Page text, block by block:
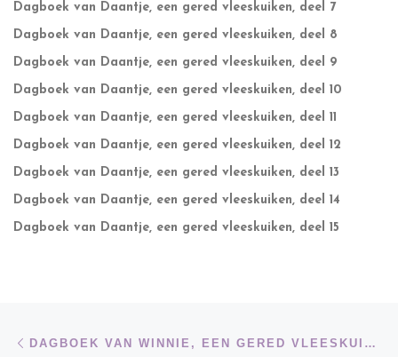
Dagboek van Daantje, een gered vleeskuiken, deel 7
Dagboek van Daantje, een gered vleeskuiken, deel 8
Dagboek van Daantje, een gered vleeskuiken, deel 9
Dagboek van Daantje, een gered vleeskuiken, deel 10
Dagboek van Daantje, een gered vleeskuiken, deel 11
Dagboek van Daantje, een gered vleeskuiken, deel 12
Dagboek van Daantje, een gered vleeskuiken, deel 13
Dagboek van Daantje, een gered vleeskuiken, deel 14
Dagboek van Daantje, een gered vleeskuiken, deel 15
Bericht navigatie
DAGBOEK VAN WINNIE, EEN GERED VLEESKUIKEN, DEEL 4